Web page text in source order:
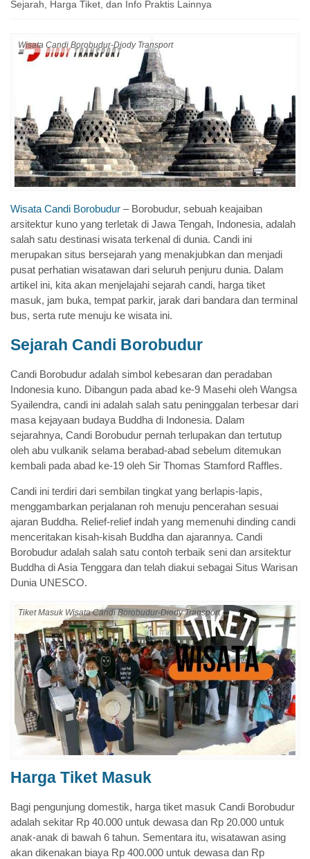
Sejarah, Harga Tiket, dan Info Praktis Lainnya
Wisata Candi Borobudur-Diody Transport
Wisata Candi Borobudur – Borobudur, sebuah keajaiban
arsitektur kuno yang terletak di Jawa Tengah, Indonesia, adalah
salah satu destinasi wisata terkenal di dunia. Candi ini
merupakan situs bersejarah yang menakjubkan dan menjadi
pusat perhatian wisatawan dari seluruh penjuru dunia. Dalam
artikel ini, kita akan menjelajahi sejarah candi, harga tiket
masuk, jam buka, tempat parkir, jarak dari bandara dan terminal
bus, serta rute menuju ke wisata ini.
Sejarah Candi Borobudur
Candi Borobudur adalah simbol kebesaran dan peradaban
Indonesia kuno. Dibangun pada abad ke-9 Masehi oleh Wangsa
Syailendra, candi ini adalah salah satu peninggalan terbesar dari
masa kejayaan budaya Buddha di Indonesia. Dalam
sejarahnya, Candi Borobudur pernah terlupakan dan tertutup
oleh abu vulkanik selama berabad-abad sebelum ditemukan
kembali pada abad ke-19 oleh Sir Thomas Stamford Raffles.
Candi ini terdiri dari sembilan tingkat yang berlapis-lapis,
menggambarkan perjalanan roh menuju pencerahan sesuai
ajaran Buddha. Relief-relief indah yang memenuhi dinding candi
menceritakan kisah-kisah Buddha dan ajarannya. Candi
Borobudur adalah salah satu contoh terbaik seni dan arsitektur
Buddha di Asia Tenggara dan telah diakui sebagai Situs Warisan
Dunia UNESCO.
Tiket Masuk Wisata Candi Borobudur-Diody Transport
Harga Tiket Masuk
Bagi pengunjung domestik, harga tiket masuk Candi Borobudur
adalah sekitar Rp 40.000 untuk dewasa dan Rp 20.000 untuk
anak-anak di bawah 6 tahun. Sementara itu, wisatawan asing
akan dikenakan biaya Rp 400.000 untuk dewasa dan Rp